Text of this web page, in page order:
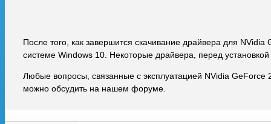
После того, как завершится скачивание драйвера для
системе Windows 10. Некоторые драйвера, перед
Любые вопросы, связанные с эксплуатацией NVidia GeForce
можно обсудить на нашем форуме.